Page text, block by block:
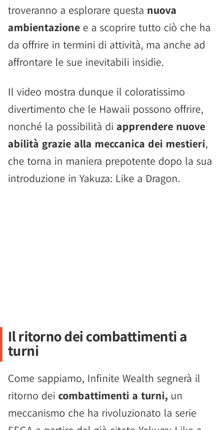
troveranno a esplorare questa nuova
ambientazione e a scoprire tutto ciò che ha
da offrire in termini di attività, ma anche ad
affrontare le sue inevitabili insidie.
Il video mostra dunque il coloratissimo
divertimento che le Hawaii possono offrire,
nonché la possibilità di apprendere nuove
abilità grazie alla meccanica dei mestieri,
che torna in maniera prepotente dopo la sua
introduzione in Yakuza: Like a Dragon.
Il ritorno dei combattimenti a
turni
Come sappiamo, Infinite Wealth segnerà il
ritorno dei combattimenti a turni, un
meccanismo che ha rivoluzionato la serie